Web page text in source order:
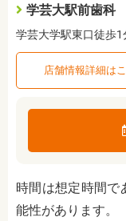
学芸大駅前歯科
学芸大学駅東口徒歩1
店舗情報詳細は
時間は想定時間で
能性があります。